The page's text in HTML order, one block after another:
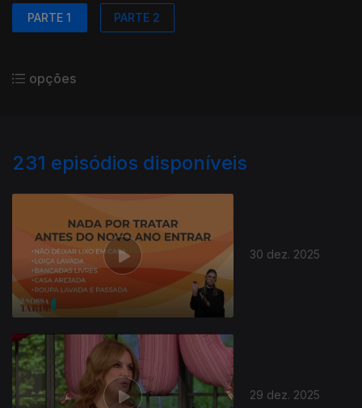
PARTE 1 PARTE 2
opções
231 episódios disponíveis
30 dez. 2025
29 dez. 2025